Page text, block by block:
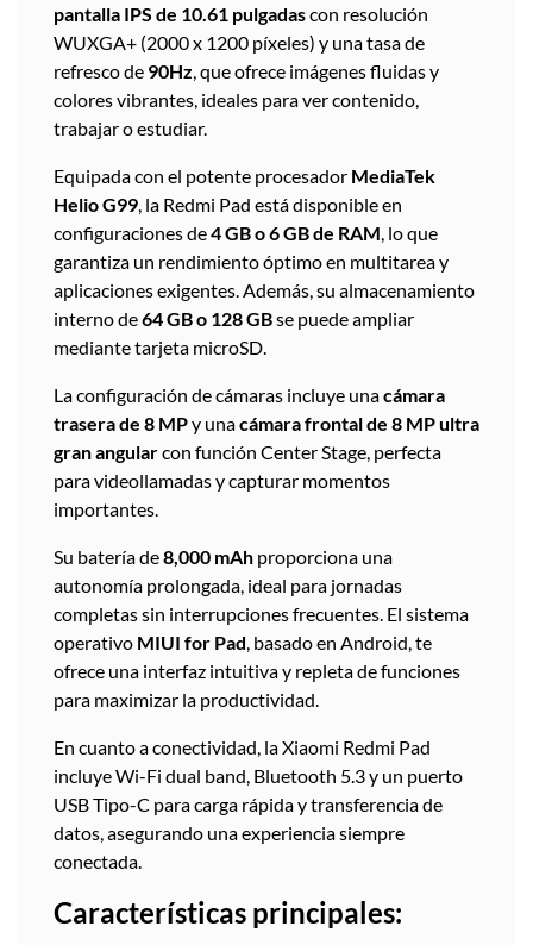
pantalla IPS de 10.61 pulgadascon resolución
WUXGA+ (2000 x 1200 píxeles) y una tasa de
refresco de 90Hz, que ofrece imágenes fluidas y
colores vibrantes, ideales para ver contenido,
trabajar o estudiar.
Equipada con el potente procesador MediaTek
Helio G99, la Redmi Pad está disponible en
configuraciones de4 GB o 6 GB de RAM, lo que
garantiza un rendimiento óptimo en multitarea y
aplicaciones exigentes. Además, su almacenamiento
interno de64 GB o 128 GBse puede ampliar
mediante tarjeta microSD.
La configuración de cámaras incluye unacámara
trasera de 8 MPy unacámara frontal de 8 MP ultra
gran angularcon función Center Stage, perfecta
para videollamadas y capturar momentos
importantes.
Su batería de8,000 mAh proporciona una
autonomía prolongada, ideal para jornadas
completas sin interrupciones frecuentes. El sistema
operativo MIUI for Pad, basado en Android, te
ofrece una interfaz intuitiva y repleta de funciones
para maximizar la productividad.
En cuanto a conectividad, la Xiaomi Redmi Pad
incluye Wi-Fi dual band, Bluetooth 5.3 y un puerto
USB Tipo-C para carga rápida y transferencia de
datos, asegurando una experiencia siempre
conectada.
Características principales: